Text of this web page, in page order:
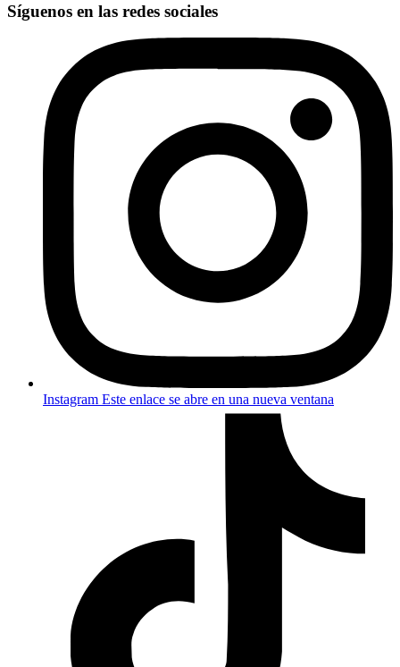
Síguenos en las redes sociales
Instagram Este enlace se abre en una nueva ventana